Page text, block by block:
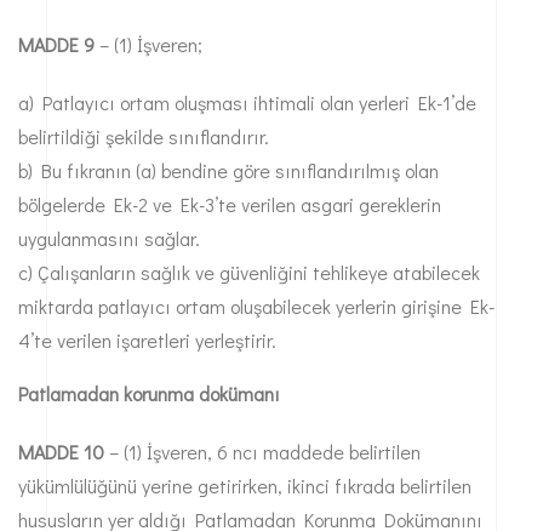
MADDE 9 – (1) İşveren;
a) Patlayıcı ortam oluşması ihtimali olan yerleri Ek-1’de
belirtildiği şekilde sınıflandırır.
b) Bu fıkranın (a) bendine göre sınıflandırılmış olan
bölgelerde Ek-2 ve Ek-3’te verilen asgari gereklerin
uygulanmasını sağlar.
c) Çalışanların sağlık ve güvenliğini tehlikeye atabilecek
miktarda patlayıcı ortam oluşabilecek yerlerin girişine Ek-
4’te verilen işaretleri yerleştirir.
Patlamadan korunma dokümanı
MADDE 10 – (1) İşveren, 6 ncı maddede belirtilen
yükümlülüğünü yerine getirirken, ikinci fıkrada belirtilen
hususların yer aldığı Patlamadan Korunma Dokümanını